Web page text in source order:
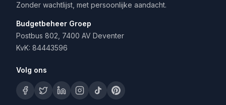
Zonder wachtlijst, met persoonlijke aandacht.
Budgetbeheer Groep
Postbus 802, 7400 AV Deventer
KvK: 84443596
Volg ons